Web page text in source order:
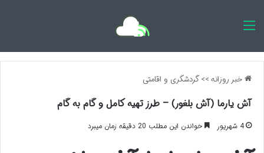
خبر روزانه>>گردشگری و اقامتی
آش یارما (آش بلغور) – طرز تهیه کامل و گام به گام
4 شهریور خواندن این مطلب 20 دقیقه زمان میبرد